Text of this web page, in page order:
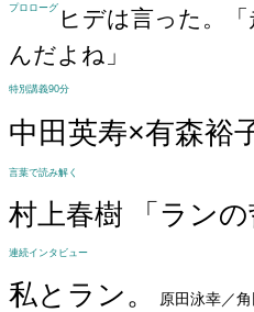
プロローグ ヒデは言った。
んだよね」
特別講義90分
中田英寿×有森裕
言葉で読み解く
村上春樹 「ランの
連続インタビュー
私とラン。
原田泳幸／